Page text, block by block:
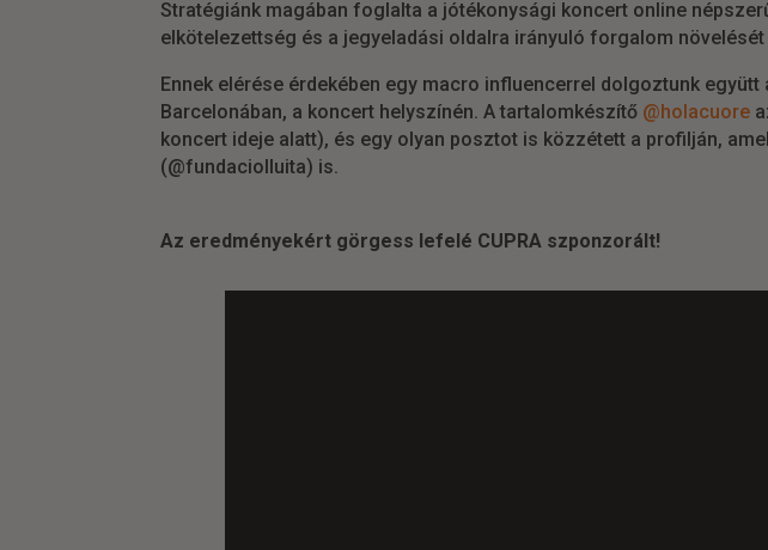
Stratégiánk magában foglalta a jótékonysági koncert online
elkötelezettség és a jegyeladási oldalra irányuló forgalom
Ennek elérése érdekében egy macro influencerrel dolgoztunk
Barcelonában, a koncert helyszínén. A tartalomkészítő @holacuore
koncert ideje alatt), és egy olyan posztot is közzétett a profilján,
(@fundaciolluita) is.
Az eredményekért görgess lefelé CUPRA szponzorált!